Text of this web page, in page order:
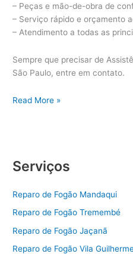
– Peças e mão-de-obra de
– Serviço rápido e orçamento
– Atendimento a todas as
Sempre que precisar de
São Paulo, entre em contato.
Assistência
Read More »
Serviços
Reparo de Fogão Mandaqui
Reparo de Fogão Tremembé
Reparo de Fogão Jaçanã
Reparo de Fogão Vila